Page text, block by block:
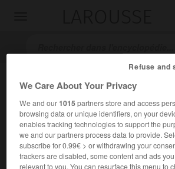
Accueil>Encyclopédie [musdico]>Michel
Refuse and
We Care About Your Privacy
We and our1015partners store and access
browsing data or unique identifiers, on your
enables tracking technologies to support the
we and our partners process data to provide.
subscribe for 0.99€ > or withdrawing your
trackers are disabled, some content and ads
relevant to you. You can resurface this menu to